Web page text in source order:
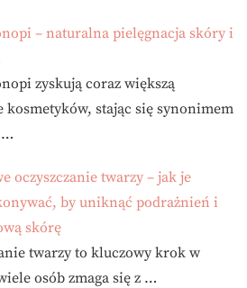
– naturalna pielęgnacja skóry i
zyskują coraz większą
stając się synonimem
…
oczyszczanie twarzy – jak je
by uniknąć podrażnień i
skórę
twarzy to kluczowy krok w
osób zmaga się z …